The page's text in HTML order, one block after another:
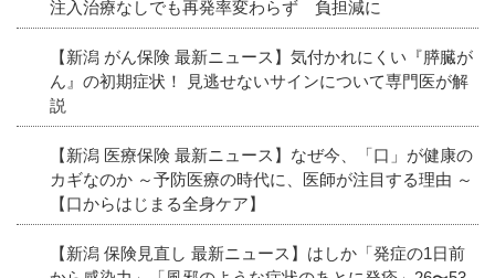
注入治療なしでも再発率変わらず 負担減に
【新潟 がん保険 最新ニュース】気付かれにくい『膵臓が
ん』の初期症状！ 見逃せないサインについて専門医が解
説
【新潟 医療保険 最新ニュース】なぜ今、「口」が健康の
カギなのか ～予防医療の時代に、医師が注目する理由 ～
【口からはじまる全身ケア】
【新潟 保険見直し 最新ニュース】はしか「発症の1日前